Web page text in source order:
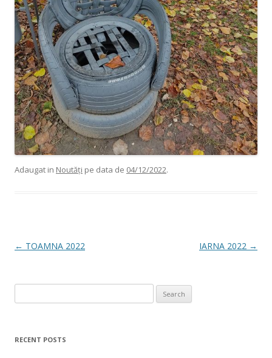
Adaugat in Noutăți pe data de 04/12/2022.
Post navigation
← TOAMNA 2022 IARNA 2022 →
RECENT POSTS